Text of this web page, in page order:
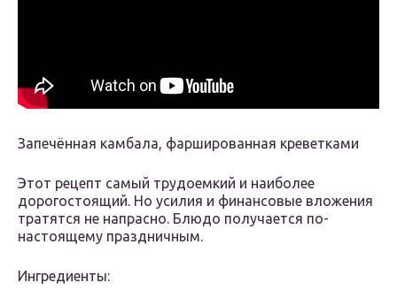
Запечённая камбала, фаршированная креветками
Этот рецепт самый трудоемкий и наиболее
дорогостоящий. Но усилия и финансовые вложения
тратятся не напрасно. Блюдо получается по-
настоящему праздничным.
Ингредиенты: